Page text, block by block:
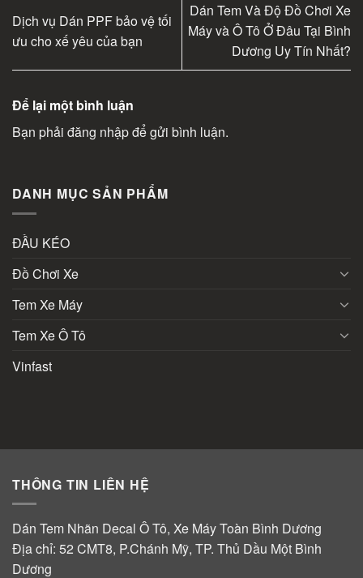
Dịch vụ Dán PPF bảo vệ tối
ưu cho xế yêu của bạn
Dán Tem Và Độ Đồ Chơi Xe
Máy và Ô Tô Ở Đâu Tại Bình
Dương Uy Tín Nhất?
Để lại một bình luận
Bạn phải đăng nhậpđể gửi bình luận.
DANH MỤC SẢN PHẨM
ĐẦU KÉO
Đồ Chơi Xe
Tem Xe Máy
Tem Xe Ô Tô
Vinfast
THÔNG TIN LIÊN HỆ
Dán Tem Nhãn Decal Ô Tô, Xe Máy Toàn Bình Dương
Địa chỉ: 52 CMT8, P.Chánh Mỹ, TP. Thủ Dầu Một Bình
Dương